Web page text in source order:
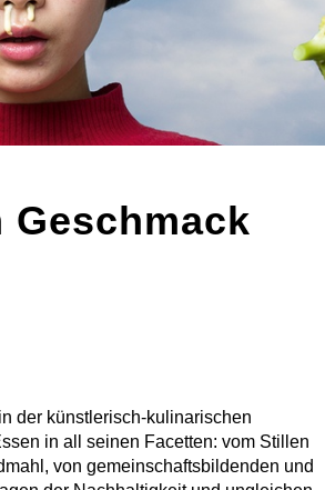
der künstlerisch-kulinarischen
in all seinen Facetten: vom Stillen
von gemeinschaftsbildenden und